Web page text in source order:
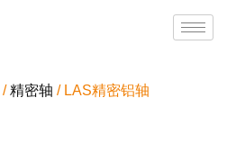
/精密轴 / LAS精密铝轴